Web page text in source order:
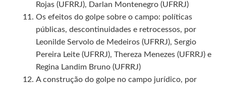
Rojas (UFRRJ), Darlan Montenegro (UFRRJ)
Os efeitos do golpe sobre o campo: políticas
públicas, descontinuidades e retrocessos, por
Leonilde Servolo de Medeiros (UFRRJ), Sergio
Pereira Leite (UFRRJ), Thereza Menezes (UFRRJ) e
Regina Landim Bruno (UFRRJ)
A construção do golpe no campo jurídico, por